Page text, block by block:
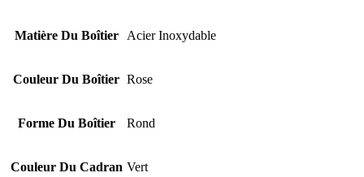
Matière Du Boîtier Acier Inoxydable
Couleur Du Boîtier Rose
Forme Du Boîtier Rond
Couleur Du Cadran Vert